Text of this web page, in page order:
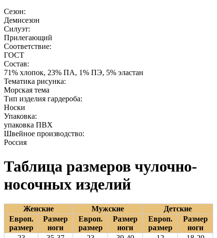
Сезон:
Демисезон
Силуэт:
Прилегающий
Соответствие:
ГОСТ
Состав:
71% хлопок, 23% ПА, 1% ПЭ, 5% эластан
Тематика рисунка:
Морская тема
Тип изделия гардероба:
Носки
Упаковка:
упаковка ПВХ
Швейное производство:
Россия
Таблица размеров чулочно-
носочных изделий
Женские Мужские
Детские
Европ.
размер
Размер
ноги
Европ.
размер
Размер
ноги
Европ.
размер
Размер
ноги